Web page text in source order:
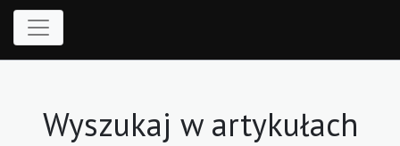
Wyszukaj w artykułach